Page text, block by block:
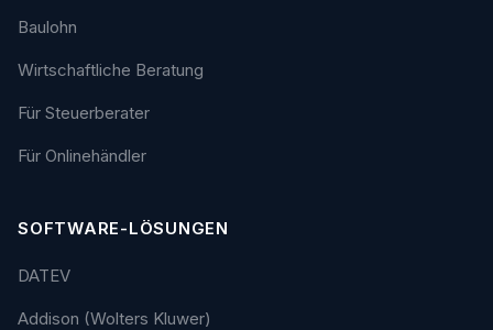
Baulohn
Wirtschaftliche Beratung
Für Steuerberater
Für Onlinehändler
SOFTWARE-LÖSUNGEN
DATEV
Addison (Wolters Kluwer)